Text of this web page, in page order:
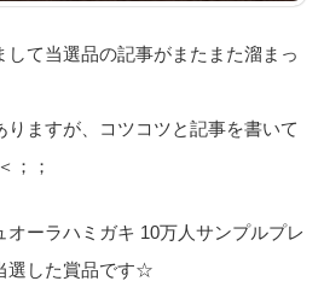
て当選品の記事がまたまた溜まっ
ますが、コツコツと記事を書いて
；；
オーラハミガキ 10万人サンプルプレ
選した賞品です☆